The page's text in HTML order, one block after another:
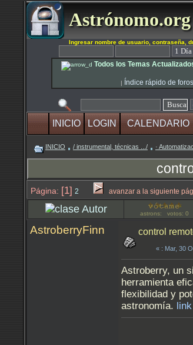
Astrónomo.org
Ingresar nombre de usuario, contraseña,
Todos los Temas
| Índice rápido de foros
INICIO LOGIN CALENDARIO
INICIO / instrumental, técnicas .../ ·
Página: [1] 2 avanzar a la siguiente
Autor astrons: votos: 0
AstroberryFinn control
« : Mar, 30
Astroberry, un
herramienta
flexibilidad y
astronomía.